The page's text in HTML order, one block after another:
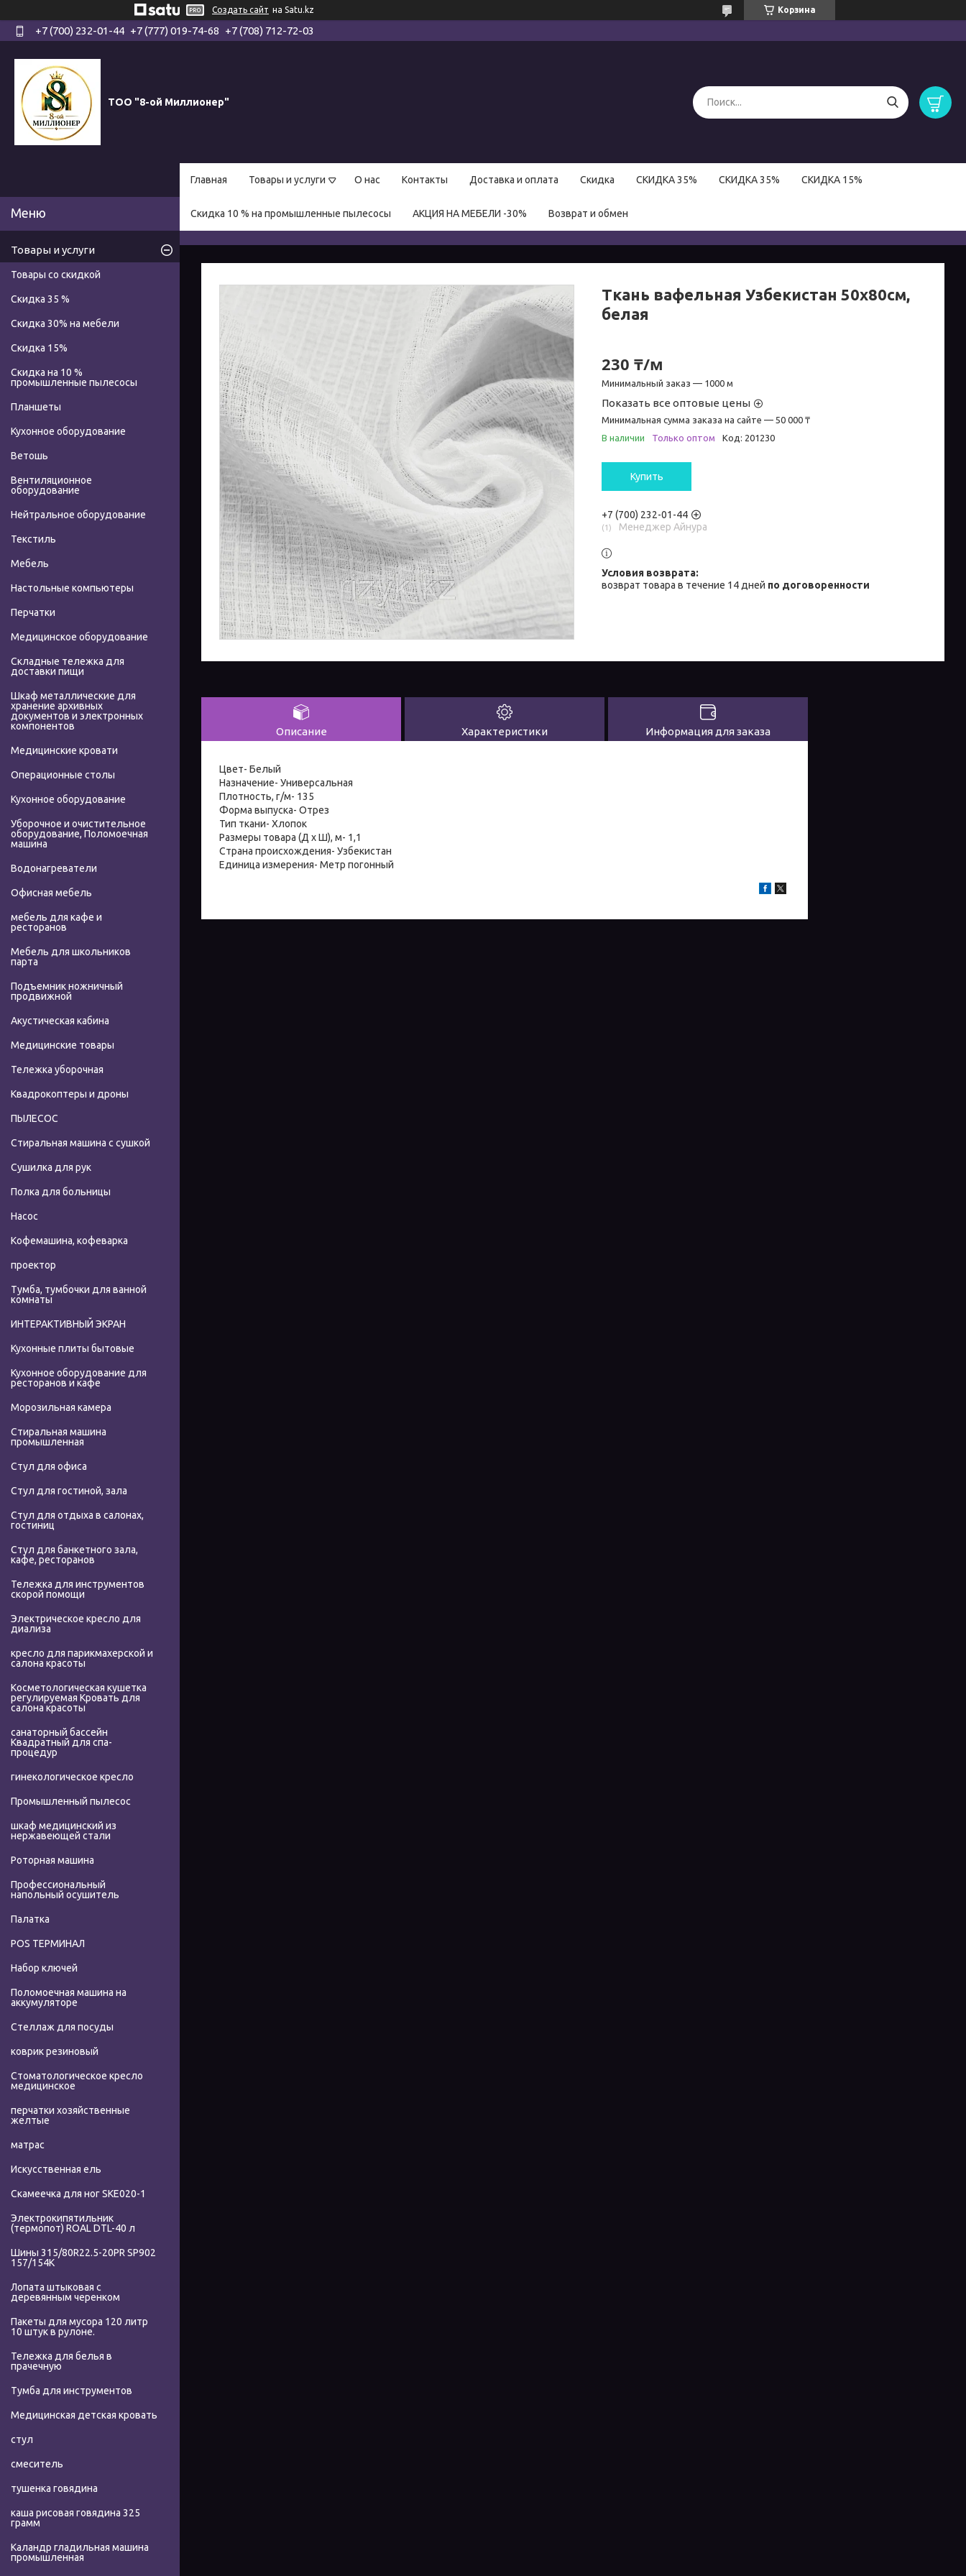
Создать сайт на Satu.kz Корзина
+7 (700) 232-01-44 +7 (777) 019-74-68 +7 (708) 712-72-03
ТОО "8-ой Миллионер"
Главная Товары и услуги О нас Контакты Доставка и оплата Скидка СКИДКА 35% СКИДКА 35% СКИДКА 15%
Скидка 10 % на промышленные пылесосы АКЦИЯ НА МЕБЕЛИ -30% Возврат и обмен
Ткань вафельная Узбекистан 50х80см,
белая
230 ₸/м
Минимальный заказ — 1000 м
Показать все оптовые цены
Минимальная сумма заказа на сайте — 50 000 ₸
В наличии
Только оптом Код: 201230
Купить
+7 (700) 232-01-44
1 Менеджер Айнура
возврат товара в течение 14 дней по договоренности
Описание Характеристики Информация для заказа
Цвет- Белый
Назначение- Универсальная
Плотность, г/м- 135
Форма выпуска- Отрез
Тип ткани- Хлопок
Размеры товара (Д х Ш), м- 1,1
Страна происхождения- Узбекистан
Единица измерения- Метр погонный
Товары и услуги
Товары со скидкой
Скидка 35 %
Скидка 30% на мебели
Скидка 15%
Скидка на 10 %
промышленные пылесосы
Планшеты
Кухонное оборудование
Ветошь
Вентиляционное
оборудование
Нейтральное оборудование
Текстиль
Мебель
Настольные компьютеры
Перчатки
Медицинское оборудование
Складные тележка для
доставки пищи
Шкаф металлические для
хранение архивных
документов и электронных
компонентов
Медицинские кровати
Операционные столы
Кухонное оборудование
Уборочное и очистительное
оборудование, Поломоечная
машина
Водонагреватели
Офисная мебель
мебель для кафе и
ресторанов
Мебель для школьников
парта
Подъемник ножничный
продвижной
Акустическая кабина
Медицинские товары
Тележка уборочная
Квадрокоптеры и дроны
ПЫЛЕСОС
Стиральная машина с сушкой
Сушилка для рук
Полка для больницы
Насос
Кофемашина, кофеварка
проектор
Тумба, тумбочки для ванной
комнаты
ИНТЕРАКТИВНЫЙ ЭКРАН
Кухонные плиты бытовые
Кухонное оборудование для
ресторанов и кафе
Морозильная камера
Стиральная машина
промышленная
Стул для офиса
Стул для гостиной, зала
Стул для отдыха в салонах,
гостиниц
Стул для банкетного зала,
кафе, ресторанов
Тележка для инструментов
скорой помощи
Электрическое кресло для
диализа
кресло для парикмахерской и
салона красоты
Косметологическая кушетка
регулируемая Кровать для
салона красоты
санаторный бассейн
Квадратный для спа-
процедур
гинекологическое кресло
Промышленный пылесос
шкаф медицинский из
нержавеющей стали
Роторная машина
Профессиональный
напольный осушитель
Палатка
POS ТЕРМИНАЛ
Набор ключей
Поломоечная машина на
аккумуляторе
Стеллаж для посуды
коврик резиновый
Стоматологическое кресло
медицинское
перчатки хозяйственные
желтые
матрас
Искусственная ель
Скамеечка для ног SKE020-1
Электрокипятильник
(термопот) ROAL DTL-40 л
Шины 315/80R22.5-20PR SP902
157/154K
Лопата штыковая с
деревянным черенком
Пакеты для мусора 120 литр
10 штук в рулоне.
Тележка для белья в
прачечную
Тумба для инструментов
Медицинская детская кровать
стул
смеситель
тушенка говядина
каша рисовая говядина 325
грамм
Каландр гладильная машина
промышленная